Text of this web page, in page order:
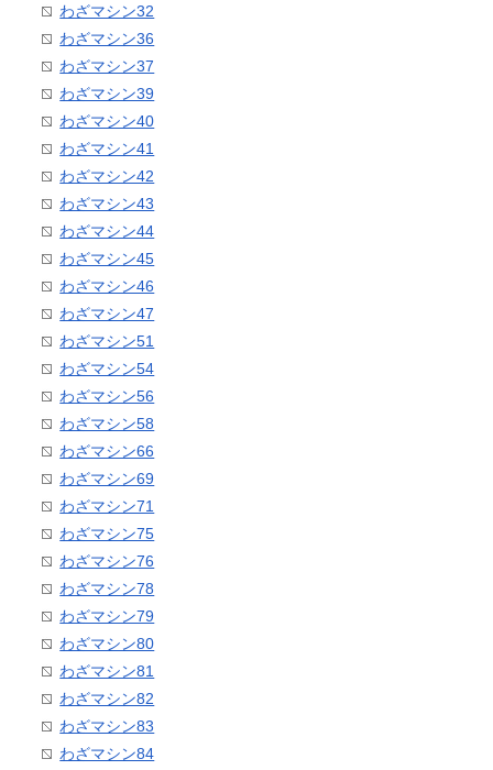
わざマシン32
わざマシン36
わざマシン37
わざマシン39
わざマシン40
わざマシン41
わざマシン42
わざマシン43
わざマシン44
わざマシン45
わざマシン46
わざマシン47
わざマシン51
わざマシン54
わざマシン56
わざマシン58
わざマシン66
わざマシン69
わざマシン71
わざマシン75
わざマシン76
わざマシン78
わざマシン79
わざマシン80
わざマシン81
わざマシン82
わざマシン83
わざマシン84